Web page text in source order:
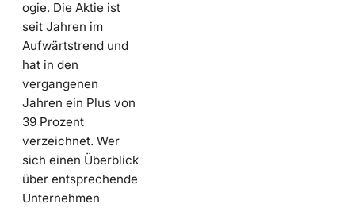
ogie. Die Aktie ist
seit Jahren im
Aufwärtstrend und
hat in den
vergangenen
Jahren ein Plus von
39 Prozent
verzeichnet. Wer
sich einen Überblick
über entsprechende
Unternehmen